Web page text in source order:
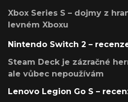
Xbox Series S – dojmy z
levném Xboxu
Nintendo Switch 2 –
Steam Deck je zázračné
ale vůbec nepoužívám
Lenovo Legion Go S –